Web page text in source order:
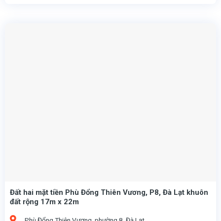
Đất hai mặt tiền Phù Đổng Thiên Vương, P8, Đà Lạt khuôn
đất rộng 17m x 22m